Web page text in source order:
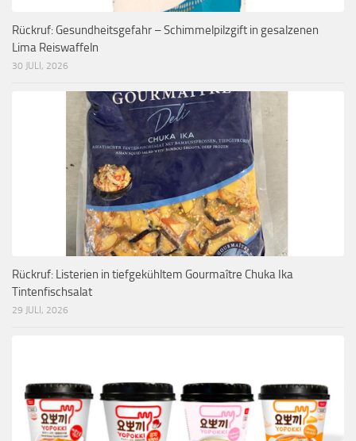
Rückruf: Gesundheitsgefahr – Schimmelpilzgift in gesalzenen
Lima Reiswaffeln
30 JULI, 2026
Rückruf: Listerien in tiefgekühltem Gourmaître Chuka Ika
Tintenfischsalat
29 JULI, 2026